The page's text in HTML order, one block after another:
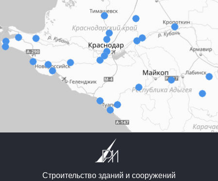
Строительство зданий и сооружений